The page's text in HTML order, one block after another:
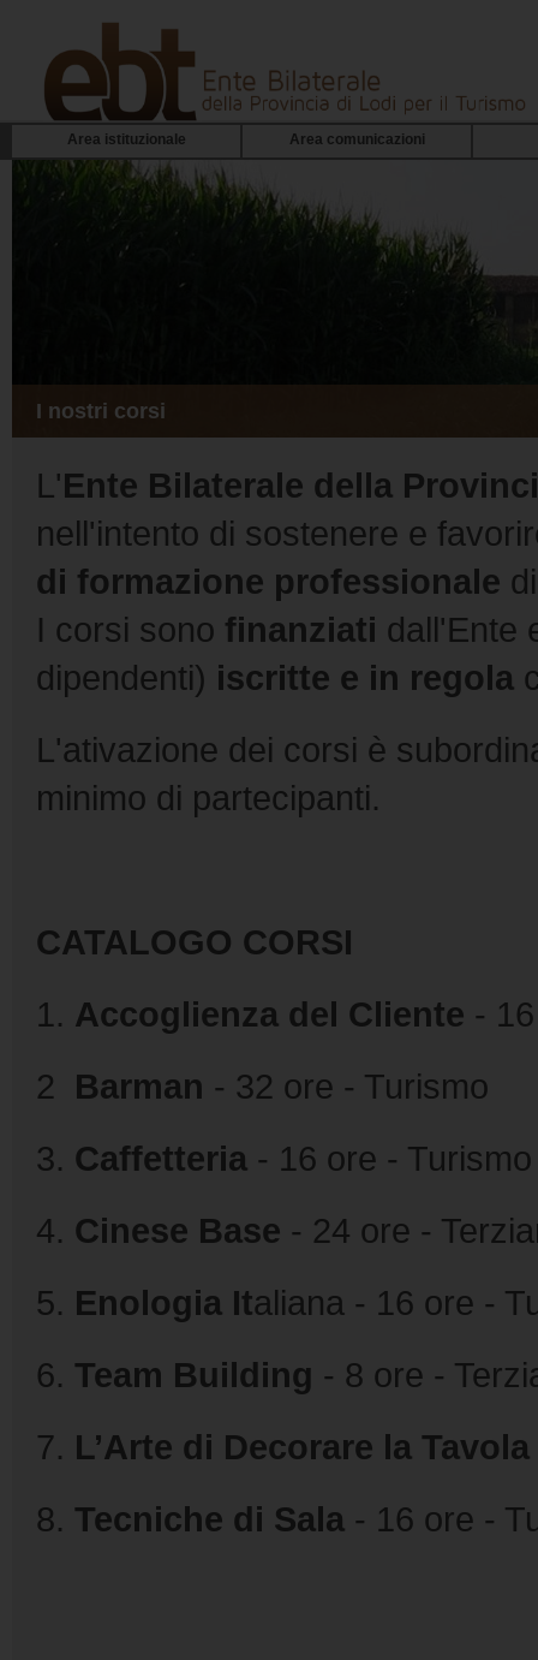
Area istituzionale Area comunicazioni
I nostri corsi
L'Ente Bilaterale della
nell'intento di sostenere e
di formazione professionale
I corsi sono finanziati dall'Ente
dipendenti) iscritte e in regola
L'ativazione dei corsi è
minimo di partecipanti.
CATALOGO CORSI
1. Accoglienza del Cliente -
2 Barman - 32 ore - Turismo
3. Caffetteria - 16 ore - Turismo
4. Cinese Base - 24 ore -
5. Enologia Italiana - 16 ore -
6. Team Building - 8 ore -
7. L’Arte di Decorare la Tavola
8. Tecniche di Sala - 16 ore -